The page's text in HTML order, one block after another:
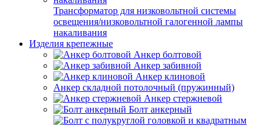
Трансформатор для низковольтной системы
освещения/низковольтной галогенной лампы
накаливания
Изделия крепежные
Анкер болтовой
Анкер забивной
Анкер клиновой
Анкер складной потолочный (пружинный)
Анкер стержневой
Болт анкерный